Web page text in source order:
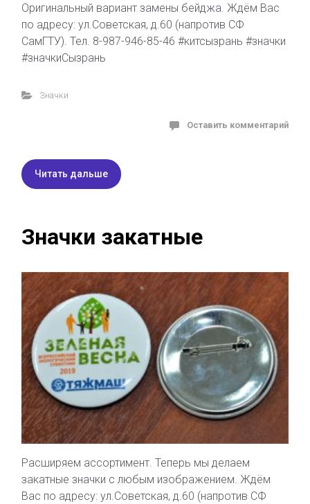
Оригинальный вариант замены бейджа. Ждём Вас
по адресу: ул.Советская, д.60 (напротив СФ
СамГТУ). Тел. 8-987-946-85-46 #китсызрань #значки
#значкиСызрань
Значки
Оставить комментарий
Читать дальше
Значки закатные
Расширяем ассортимент. Теперь мы делаем
закатные значки с любым изображением. Ждём
Вас по адресу: ул.Советская, д.60 (напротив СФ